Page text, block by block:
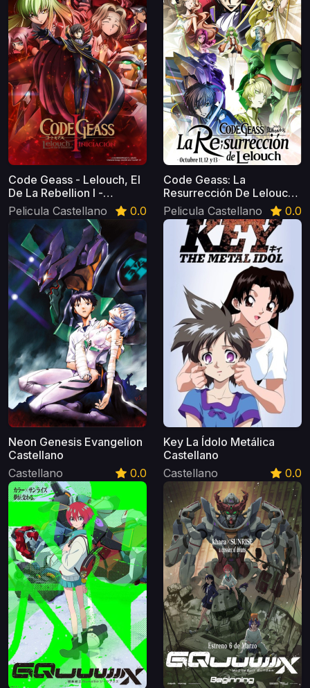
Code Geass - Lelouch, El
De La Rebellion I -
Iniciación- Castellano
Pelicula Castellano 0.0
Code Geass: La
Resurrección De Lelouch
Castellano
Pelicula Castellano 0.0
Neon Genesis Evangelion
Castellano
Castellano
0.0
Key La Ídolo Metálica
Castellano
Castellano
0.0